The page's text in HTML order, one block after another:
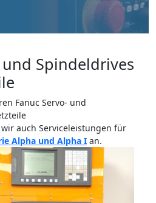
und Spindeldrives
Fanuc Servo- und
auch Serviceleistungen für
Alpha und Alpha I an.